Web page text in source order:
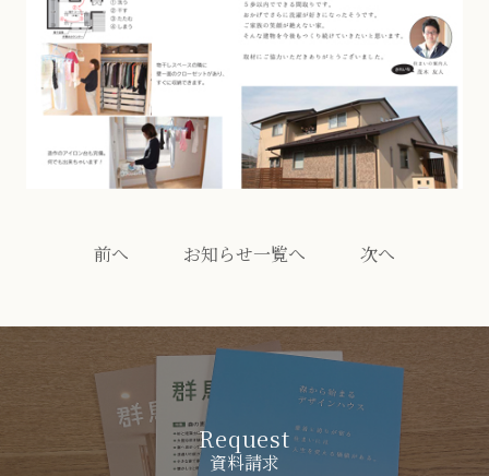
前へ お知らせ一覧へ 次へ
Request
資料請求